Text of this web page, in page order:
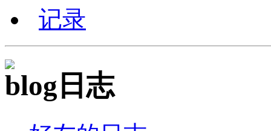
记录
日志